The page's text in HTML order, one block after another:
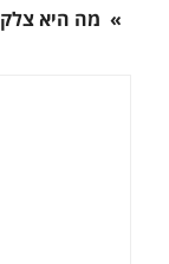
» מה היא